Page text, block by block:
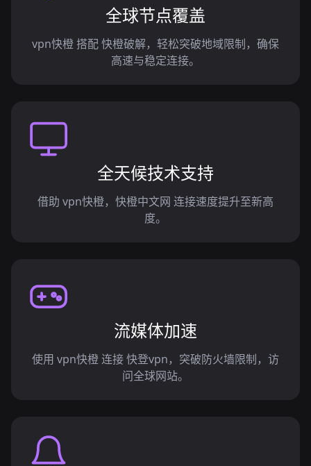
全球节点覆盖
vpn快橙 搭配 快橙破解，轻松突破地域限制，确保
高速与稳定连接。
全天候技术支持
借助 vpn快橙，快橙中文网 连接速度提升至新高
度。
流媒体加速
使用 vpn快橙 连接 快登vpn，突破防火墙限制，访
问全球网站。